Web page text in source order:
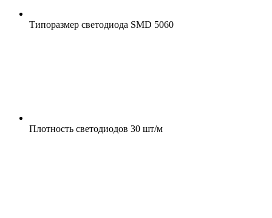
Типоразмер светодиода SMD 5060
Плотность светодиодов 30 шт/м